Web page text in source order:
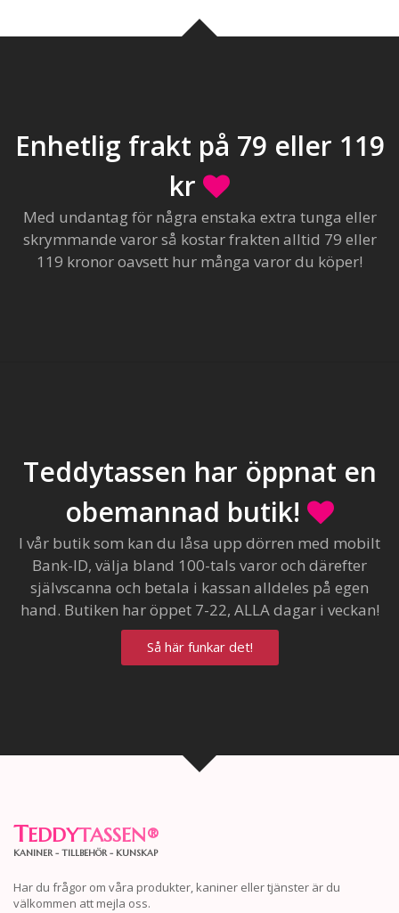
Enhetlig frakt på 79 eller 119
kr
Med undantag för några enstaka extra tunga eller
skrymmande varor så kostar frakten alltid 79 eller
119 kronor oavsett hur många varor du köper!
Teddytassen har öppnat en
obemannad butik!
I vår butik som kan du låsa upp dörren med mobilt
Bank-ID, välja bland 100-tals varor och därefter
självscanna och betala i kassan alldeles på egen
hand. Butiken har öppet 7-22, ALLA dagar i veckan!
Så här funkar det!
TEDDYTASSEN®
KANINER - TILLBEHÖR - KUNSKAP
Har du frågor om våra produkter, kaniner eller tjänster är du
välkommen att mejla oss.